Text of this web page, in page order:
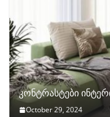
კონტრასტები
October 29, 2024